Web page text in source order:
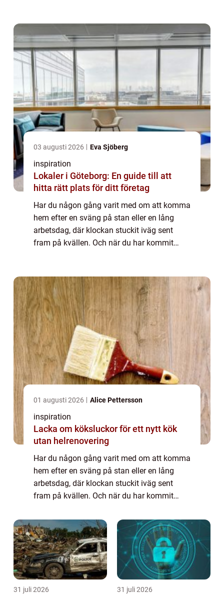
03 augusti 2026 Eva Sjöberg
inspiration
Lokaler i Göteborg: En guide till att
hitta rätt plats för ditt företag
Har du någon gång varit med om att komma
hem efter en sväng på stan eller en lång
arbetsdag, där klockan stuckit iväg sent
fram på kvällen. Och när du har kommit
01 augusti 2026 Alice Pettersson
inspiration
Lacka om köksluckor för ett nytt kök
utan helrenovering
Har du någon gång varit med om att komma
hem efter en sväng på stan eller en lång
arbetsdag, där klockan stuckit iväg sent
fram på kvällen. Och när du har kommit
31 juli 2026 31 juli 2026